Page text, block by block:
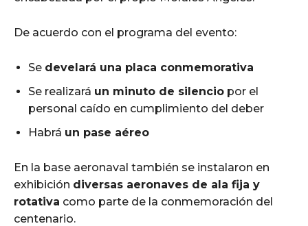
De acuerdo con el programa del evento:
Se develará una placa conmemorativa
Se realizará un minuto de silencio por el
personal caído en cumplimiento del deber
Habrá un pase aéreo
En la base aeronaval también se instalaron en
exhibición diversas aeronaves de ala fija y
rotativa como parte de la conmemoración del
centenario.